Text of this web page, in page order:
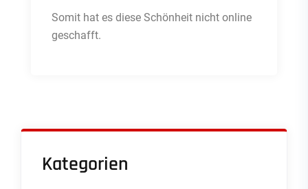
Somit hat es diese Schönheit nicht online
geschafft.
Kategorien